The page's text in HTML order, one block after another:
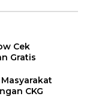
Cek
Gratis
CKG